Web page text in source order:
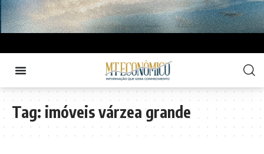
Tag: imóveis várzea grande